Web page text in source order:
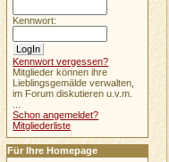
Kennwort:
Kennwort vergessen?
Mitglieder können ihre
Lieblingsgemälde verwalten,
im Forum diskutieren u.v.m.
Schon angemeldet?
Mitgliederliste
Für Ihre Homepage